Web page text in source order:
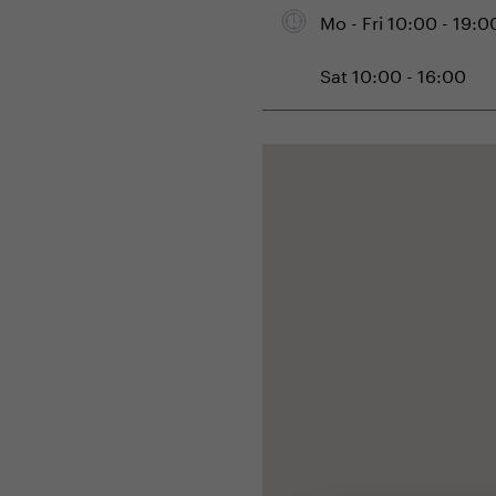
Mo - Fri 10:00 -
Sat 10:00 - 16:00